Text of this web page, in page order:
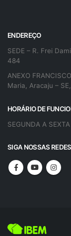
ENDEREÇO
SEDE – R. Frei
484
ANEXO
Maria, Aracaju –
HORÁRIO DE
SEGUNDA A
SIGA NOSSAS REDES